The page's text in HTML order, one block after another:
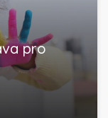
pro